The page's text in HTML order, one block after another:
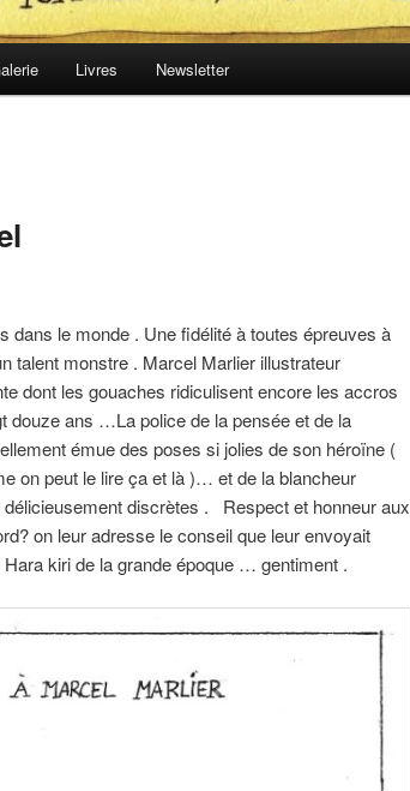
Livres Newsletter
dans le monde . Une fidélité à toutes épreuves à
talent monstre . Marcel Marlier illustrateur
dont les gouaches ridiculisent encore les accros
douze ans …La police de la pensée et de la
émue des poses si jolies de son héroïne (
on peut le lire ça et là )… et de la blancheur
discrètes . Respect et honneur aux
on leur adresse le conseil que leur envoyait
kiri de la grande époque … gentiment .